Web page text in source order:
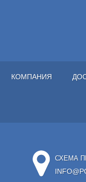
КОМПАНИЯ
СХЕМА